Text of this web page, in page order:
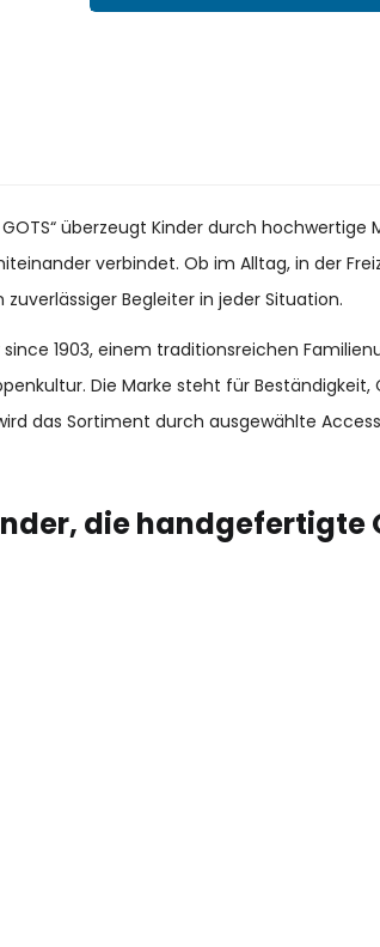
überzeugt Kinder durch
verbindet. Ob im Alltag, in der
Begleiter in jeder Situation.
1903, einem traditionsreichen
Die Marke steht für
das Sortiment durch ausgewählte
die